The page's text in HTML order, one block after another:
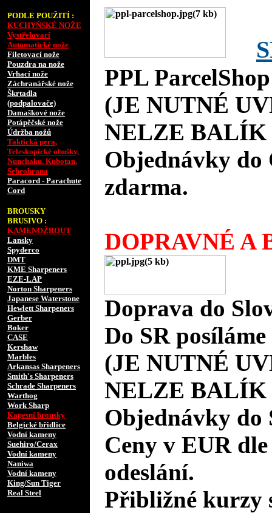
PODLE POUŽITÍ :
KUCHYŇSKÉ NOŽE
Vystřelovací
Automatické nože
Filetovací nože
Pouzdra na nože
Vrhací nože
Záchranářské nože
Škrtadla
(podpalovače)
Damaškové nože
Potápěčské nože
Údržba nožů
Taktická pera,
Teleskopické obušky,
Nunchaku, Kubotan,
Sebeobrana
Paracord - Parachute
Cord
BROUSKY
BRUSIVO :
KAMENOŽROUT
Lansky
Spyderco
DMT
KME Sharpeners
EZE-LAP
Norton Sharpeners
Japanese Waterstone
Hewlett Sharpeners
Gerber
Boker
CASE
Kershaw
Marbles
Arkansas Sharpeners
Smith's Sharpeners
Schrade Sharpeners
Warthog
Work Sharp
Kapesní brousky
Belgické břidlice
Vodní kameny
Suehiro/Cerax
Vodní kameny
Naniwa
Vodní kameny
King/Sun Tiger
Real Steel
PPL
(JE NUTNÉ
NELZE BALÍK
Objednávky do
zdarma.
DOPRAVNÉ A
Doprava do
Do SR
(JE NUTNÉ
NELZE BALÍK
Objednávky do
Ceny v EUR
odeslání.
Přibližné kurzy